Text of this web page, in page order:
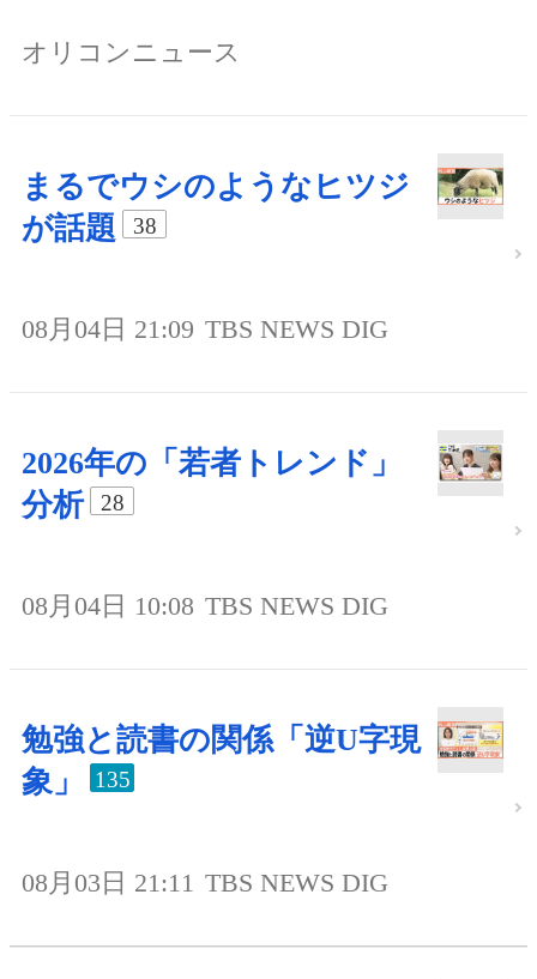
オリコンニュース
まるでウシのようなヒツジ
が話題
38
08月04日 21:09 TBS NEWS DIG
2026年の「若者トレンド」
分析
28
08月04日 10:08 TBS NEWS DIG
勉強と読書の関係「逆U字現
象」
135
08月03日 21:11 TBS NEWS DIG